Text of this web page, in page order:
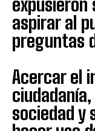
expusieron
aspirar al
preguntas
Acercar el
sociedad y